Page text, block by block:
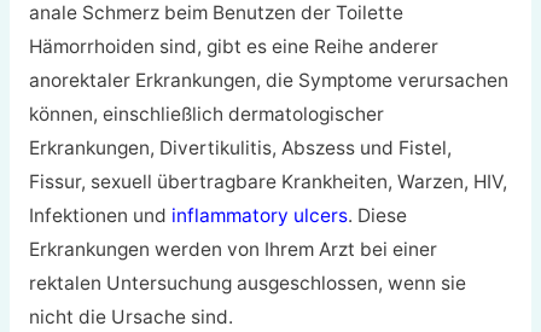
anale Schmerz beim Benutzen der Toilette
Hämorrhoiden sind, gibt es eine Reihe anderer
anorektaler Erkrankungen, die Symptome verursachen
können, einschließlich dermatologischer
Erkrankungen, Divertikulitis, Abszess und Fistel,
Fissur, sexuell übertragbare Krankheiten, Warzen, HIV,
Infektionen und inflammatory ulcers. Diese
Erkrankungen werden von Ihrem Arzt bei einer
rektalen Untersuchung ausgeschlossen, wenn sie
nicht die Ursache sind.